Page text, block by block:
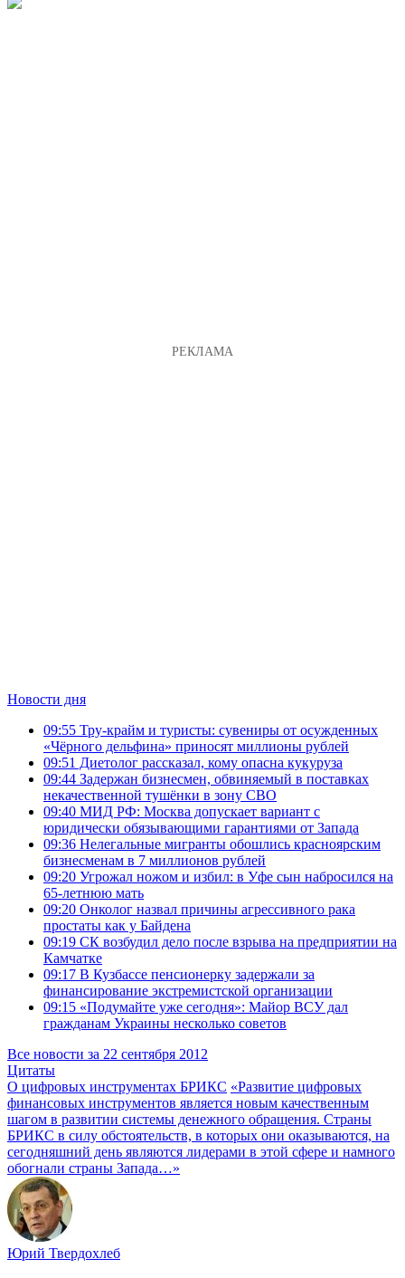
Новости дня
09:55 Тру-крайм и туристы: сувениры от осужденных
«Чёрного дельфина» приносят миллионы рублей
09:51 Диетолог рассказал, кому опасна кукуруза
09:44 Задержан бизнесмен, обвиняемый в поставках
некачественной тушёнки в зону СВО
09:40 МИД РФ: Москва допускает вариант с
юридически обязывающими гарантиями от Запада
09:36 Нелегальные мигранты обошлись красноярским
бизнесменам в 7 миллионов рублей
09:20 Угрожал ножом и избил: в Уфе сын набросился на
65-летнюю мать
09:20 Онколог назвал причины агрессивного рака
простаты как у Байдена
09:19 СК возбудил дело после взрыва на предприятии на
Камчатке
09:17 В Кузбассе пенсионерку задержали за
финансирование экстремистской организации
09:15 «Подумайте уже сегодня»: Майор ВСУ дал
гражданам Украины несколько советов
Все новости за 22 сентября 2012
Цитаты
О цифровых инструментах БРИКС «Развитие цифровых
финансовых инструментов является новым качественным
шагом в развитии системы денежного обращения. Страны
БРИКС в силу обстоятельств, в которых они оказываются, на
сегодняшний день являются лидерами в этой сфере и намного
обогнали страны Запада…»
Юрий Твердохлеб